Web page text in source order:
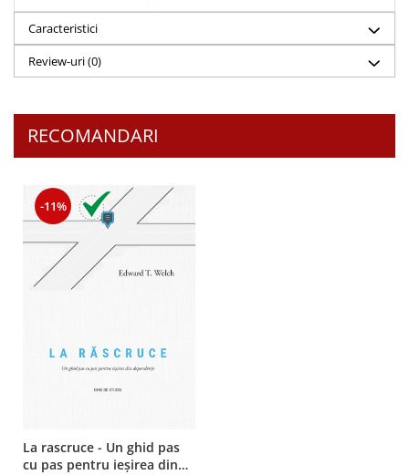
Caracteristici
Review-uri(0)
RECOMANDARI
-11%
La rascruce - Un ghid pas
cu pas pentru ieșirea din